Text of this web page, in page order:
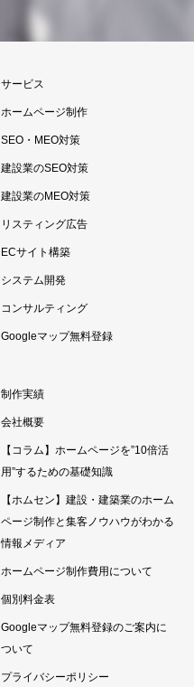
サービス
ホームページ制作
SEO・MEO対策
建設業のSEO対策
建設業のMEO対策
リスティング広告
ECサイト構築
システム開発
コンサルティング
Googleマップ無料登録
制作実績
会社概要
【コラム】ホームページを”10倍活
用”するための基礎知識
【ホムセン】建設・建築業のホーム
ページ制作と集客ノウハウがわかる
情報メディア
ホームページ制作費用について
個別料金表
Googleマップ無料登録のご案内に
ついて
プライバシーポリシー